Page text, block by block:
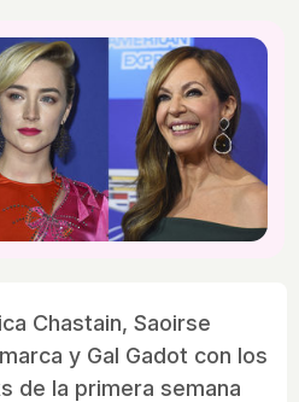
Chastain, Saoirse
y Gal Gadot con los
de la primera semana